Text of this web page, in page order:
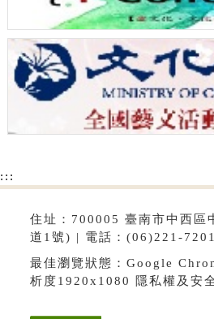
:::
住址：700005 臺南市中西區
道1號) | 電話：(06)221-7201
最佳瀏覽狀態：Google
析度1920x1080 隱私權及安